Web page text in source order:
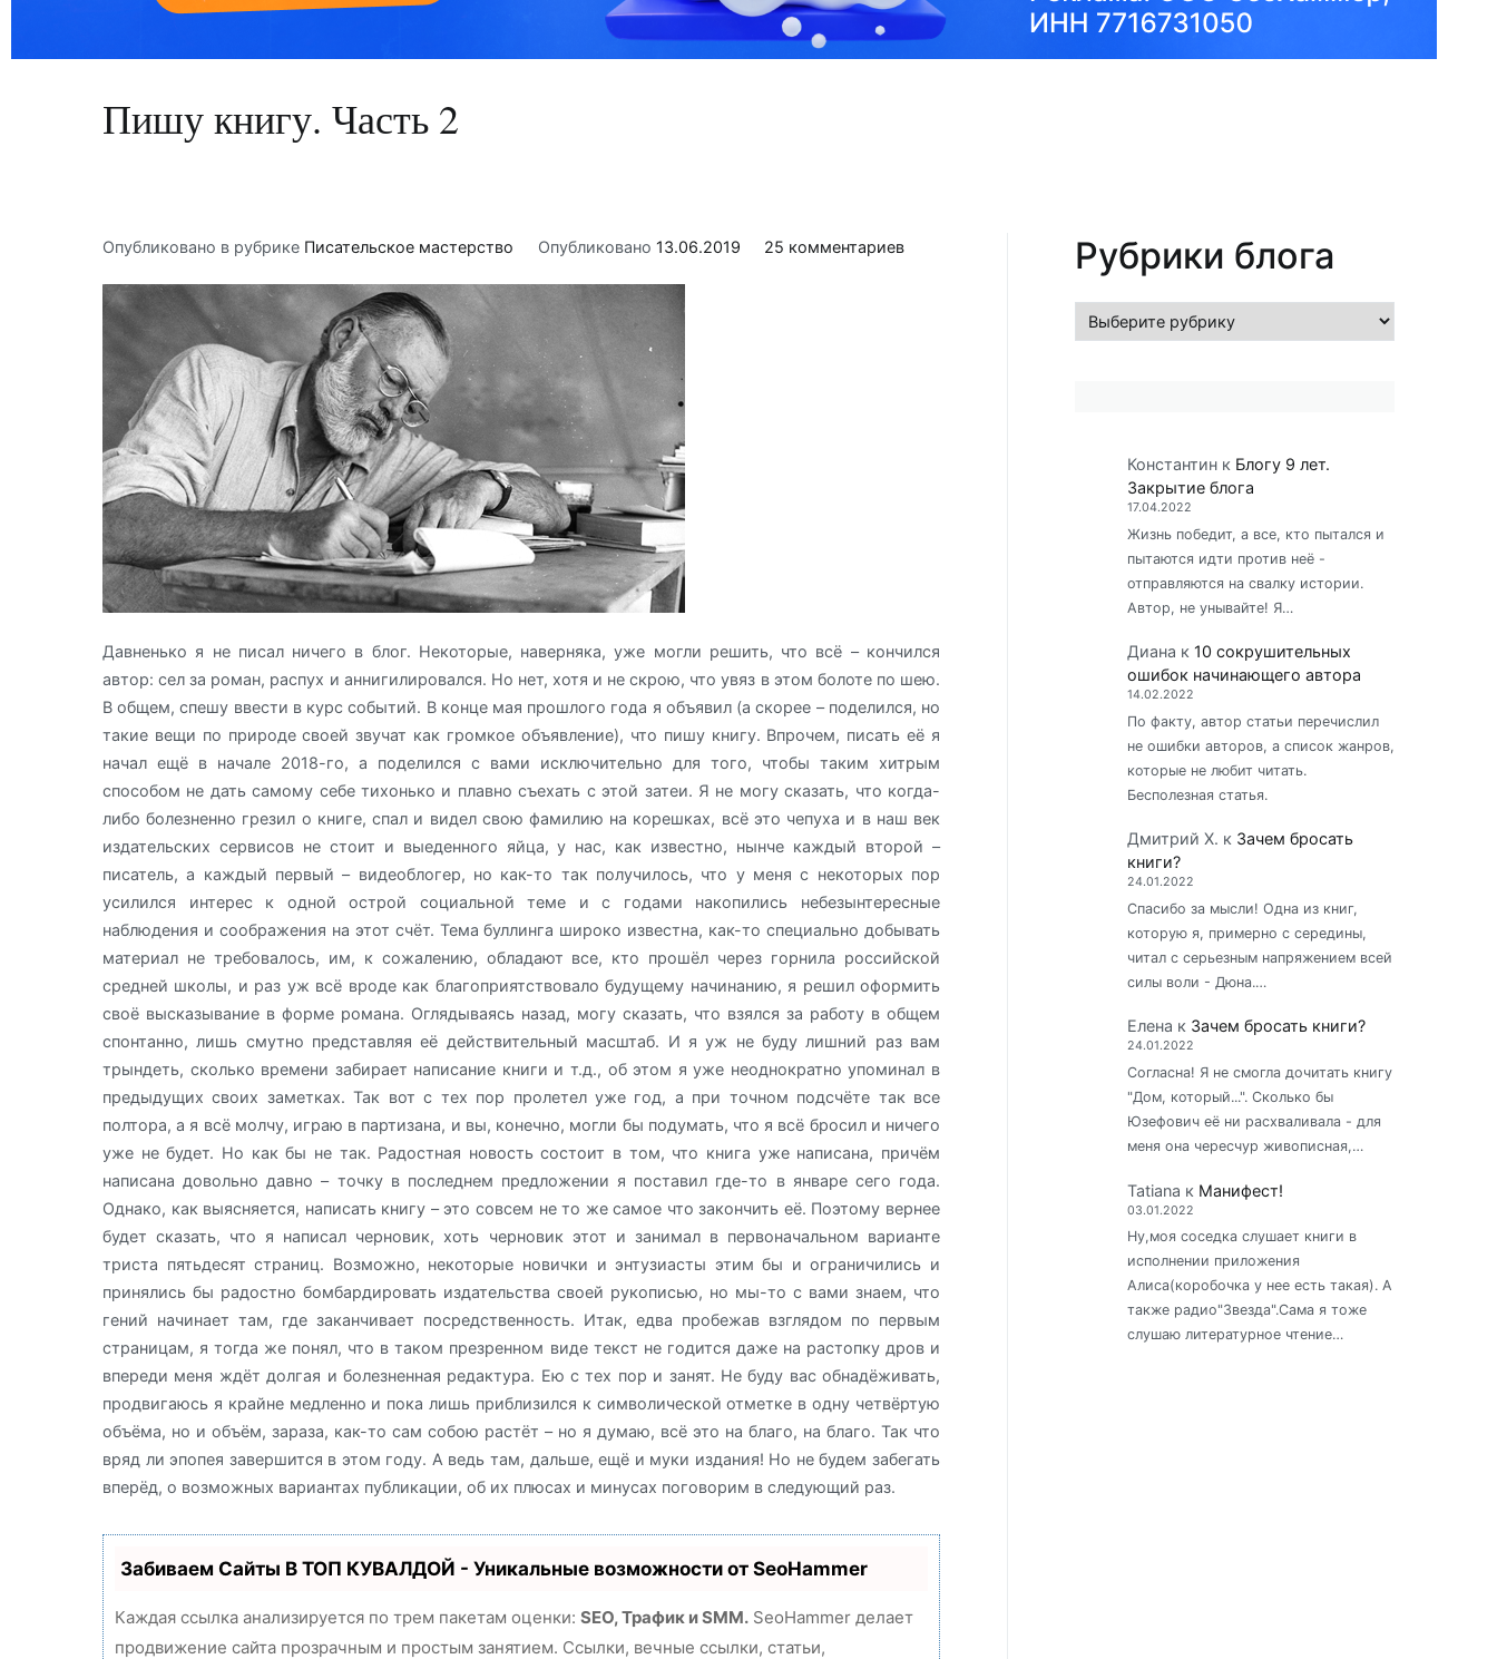
Пишу книгу. Часть 2
Опубликовано в рубрике Писательское мастерство Опубликовано 13.06.2019 25 комментариев
Давненько я не писал ничего в блог. Некоторые, наверняка, уже могли решить, что всё – кончился
автор: сел за роман, распух и аннигилировался. Но нет, хотя и не скрою, что увяз в этом болоте по шею.
В общем, спешу ввести в курс событий. В конце мая прошлого года я объявил (а скорее – поделился, но
такие вещи по природе своей звучат как громкое объявление), что пишу книгу. Впрочем, писать её я
начал ещё в начале 2018-го, а поделился с вами исключительно для того, чтобы таким хитрым
способом не дать самому себе тихонько и плавно съехать с этой затеи. Я не могу сказать, что когда-
либо болезненно грезил о книге, спал и видел свою фамилию на корешках, всё это чепуха и в наш век
издательских сервисов не стоит и выеденного яйца, у нас, как известно, нынче каждый второй –
писатель, а каждый первый – видеоблогер, но как-то так получилось, что у меня с некоторых пор
усилился интерес к одной острой социальной теме и с годами накопились небезынтересные
наблюдения и соображения на этот счёт. Тема буллинга широко известна, как-то специально добывать
материал не требовалось, им, к сожалению, обладают все, кто прошёл через горнила российской
средней школы, и раз уж всё вроде как благоприятствовало будущему начинанию, я решил оформить
своё высказывание в форме романа. Оглядываясь назад, могу сказать, что взялся за работу в общем
спонтанно, лишь смутно представляя её действительный масштаб. И я уж не буду лишний раз вам
трындеть, сколько времени забирает написание книги и т.д., об этом я уже неоднократно упоминал в
предыдущих своих заметках. Так вот с тех пор пролетел уже год, а при точном подсчёте так все
полтора, а я всё молчу, играю в партизана, и вы, конечно, могли бы подумать, что я всё бросил и ничего
уже не будет. Но как бы не так. Радостная новость состоит в том, что книга уже написана, причём
написана довольно давно – точку в последнем предложении я поставил где-то в январе сего года.
Однако, как выясняется, написать книгу – это совсем не то же самое что закончить её. Поэтому вернее
будет сказать, что я написал черновик, хоть черновик этот и занимал в первоначальном варианте
триста пятьдесят страниц. Возможно, некоторые новички и энтузиасты этим бы и ограничились и
принялись бы радостно бомбардировать издательства своей рукописью, но мы-то с вами знаем, что
гений начинает там, где заканчивает посредственность. Итак, едва пробежав взглядом по первым
страницам, я тогда же понял, что в таком презренном виде текст не годится даже на растопку дров и
впереди меня ждёт долгая и болезненная редактура. Ею с тех пор и занят. Не буду вас обнадёживать,
продвигаюсь я крайне медленно и пока лишь приблизился к символической отметке в одну четвёртую
объёма, но и объём, зараза, как-то сам собою растёт – но я думаю, всё это на благо, на благо. Так что
вряд ли эпопея завершится в этом году. А ведь там, дальше, ещё и муки издания! Но не будем забегать
вперёд, о возможных вариантах публикации, об их плюсах и минусах поговорим в следующий раз.
Забиваем Сайты В ТОП КУВАЛДОЙ - Уникальные возможности от SeoHammer
Каждая ссылка анализируется по трем пакетам оценки: SEO, Трафик и SMM. SeoHammer делает
продвижение сайта прозрачным и простым занятием. Ссылки, вечные ссылки, статьи,
Рубрики блога
Рубрики
блога
Константинк Блогу 9 лет.
Закрытие блога
17.04.2022
Жизнь победит, а все, кто пытался и
пытаются идти против неё -
отправляются на свалку истории.
Автор, не унывайте! Я…
Диана к 10 сокрушительных
ошибок начинающего автора
14.02.2022
По факту, автор статьи перечислил
не ошибки авторов, а список жанров,
которые не любит читать.
Бесполезная статья.
Дмитрий Х. к Зачем бросать
книги?
24.01.2022
Спасибо за мысли! Одна из книг,
которую я, примерно с середины,
читал с серьезным напряжением всей
силы воли - Дюна.…
Елена к Зачем бросать книги?
24.01.2022
Согласна! Я не смогла дочитать книгу
"Дом, который...". Сколько бы
Юзефович её ни расхваливала - для
меня она чересчур живописная,…
Tatiana к Манифест!
03.01.2022
Ну,моя соседка слушает книги в
исполнении приложения
Алиса(коробочка у нее есть такая). А
также радио"Звезда".Сама я тоже
слушаю литературное чтение…